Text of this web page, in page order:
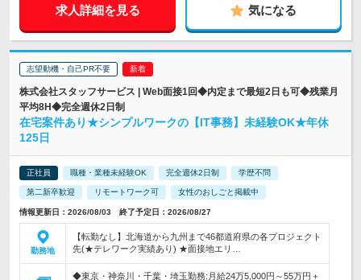
求人詳細を見る 気になる
志望動機・自己PR不要
株式会社スタッフサービス | Web面接1回◆内定まで最短2日も可◆残業月
平均8H◆完全週休2日制
在宅案件あり★シンプルワークの【IT事務】未経験OK★年休
125日
正社員 職種・業種未経験OK 完全週休2日制 学歴不問
第二新卒歓迎 リモートワーク可 女性のおしごと掲載中
情報更新日：2026/08/03 終了予定日：2026/08/27
勤務地
【転勤なし】北海道から九州まで46都道府県の各プロジェクト
先(★テレワーク実績あり) ★面接地エリ…
◆東京・神奈川・千葉・埼玉勤務:月給24万5,000円～55万円＋